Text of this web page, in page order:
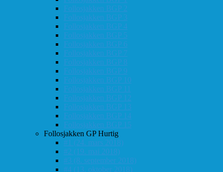
Follosjakken BGP 2
Follosjakken BGP 3
Follosjakken BGP 4
Follosjakken BGP 5
Follosjakken BGP 6
Follosjakken BGP 7
Follosjakken BGP 8
Follosjakken BGP 9
Follosjakken BGP 10
Follosjakken BGP 11
Follosjakken BGP 12
Follosjakken BGP 13
Follosjakken BGP 14
Follosjakken BGP 15
Follosjakken GP Hurtig
#1 (24. mars 2018)
#2 (19. mai 2018)
#3 (8. september 2018)
#4 (13. oktober 2018)